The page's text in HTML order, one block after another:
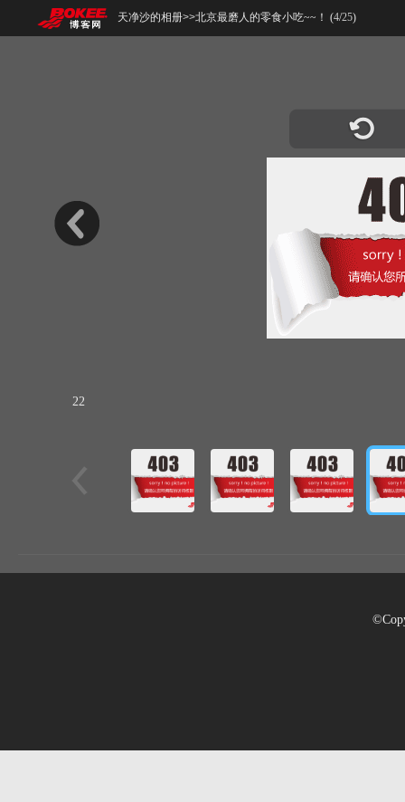
天净沙的相册>>北京最磨人的零食小吃~~！ (4/25)
22